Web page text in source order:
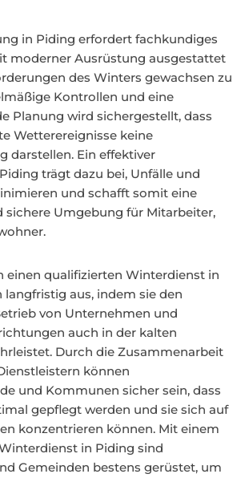
in Piding erfordert fachkundiges
moderner Ausrüstung ausgestattet
des Winters gewachsen zu
Kontrollen und eine
Planung wird sichergestellt, dass
Wetterereignisse keine
darstellen. Ein effektiver
trägt dazu bei, Unfälle und
und schafft somit eine
sichere Umgebung für Mitarbeiter,
einen qualifizierten Winterdienst in
langfristig aus, indem sie den
von Unternehmen und
auch in der kalten
Durch die Zusammenarbeit
können
und Kommunen sicher sein, dass
gepflegt werden und sie sich auf
konzentrieren können. Mit einem
in Piding sind
Gemeinden bestens gerüstet, um